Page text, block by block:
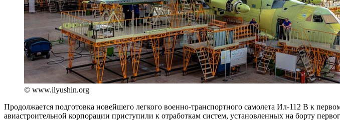
© www.ilyushin.org
Продолжается подготовка новейшего легкого военно-транспортного самолета Ил-112 В к
авиастроительной корпорации приступили к отработкам систем, установленных на борту